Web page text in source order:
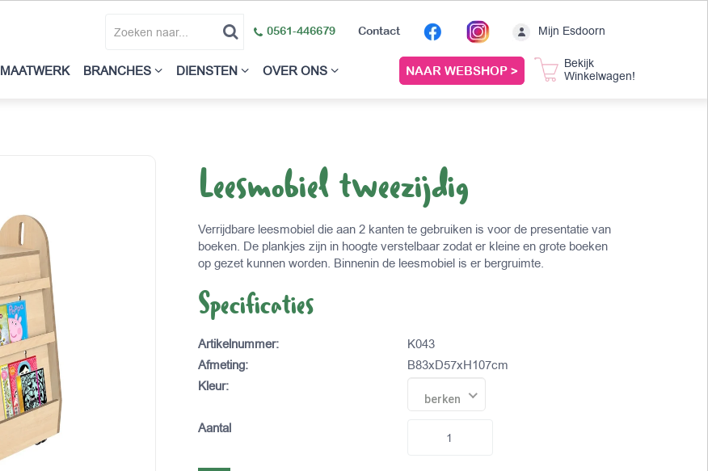
0561-446679 Contact Mijn Esdoorn
MAATWERK BRANCHES DIENSTEN OVER ONS NAAR WEBSHOP >
Bekijk
Winkelwagen!
Leesmobiel tweezijdig
Verrijdbare leesmobiel die aan 2 kanten te gebruiken is voor de presentatie van
boeken. De plankjes zijn in hoogte verstelbaar zodat er kleine en grote boeken
op gezet kunnen worden. Binnenin de leesmobiel is er bergruimte.
Specificaties
Artikelnummer:
K043
Afmeting:
B83xD57xH107cm
Kleur:
berken
Aantal